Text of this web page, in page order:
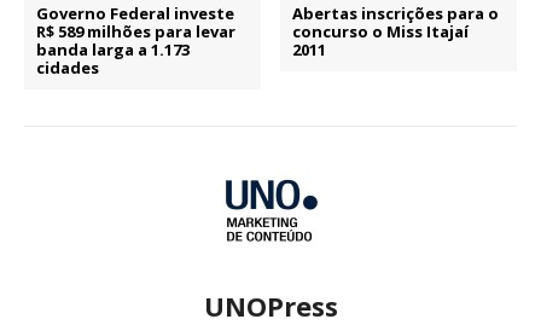
Governo Federal investe
R$ 589 milhões para levar
banda larga a 1.173
cidades
Abertas inscrições para o
concurso o Miss Itajaí
2011
UNOPress